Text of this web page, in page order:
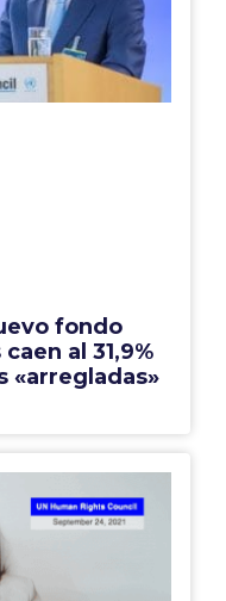
fondo
al 31,9%
«arregladas»